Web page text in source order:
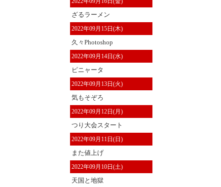
ざるラーメン
2022年09月15日(木)
久々Photoshop
2022年09月14日(水)
ピニャータ
2022年09月13日(火)
気もそぞろ
2022年09月12日(月)
つり大会スタート
2022年09月11日(日)
また値上げ
2022年09月10日(土)
天国と地獄